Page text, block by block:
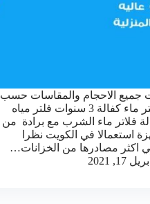
جميع الاحجام والمقاسات حسب
الطلب افضل فلتر ماء كفالة 3 سنوات فلتر مياه
فلاتر ماء الشرب مع برادة من
استعمالا في الكويت نظرا
اكثر مصادرها من الخزانات…
أبريل 17, 2021